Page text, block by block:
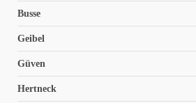
Busse
Geibel
Güven
Hertneck